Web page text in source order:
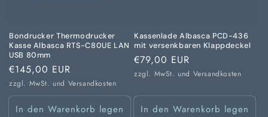
Bondrucker Thermodrucker
Kasse Albasca RTS-C80UE LAN
USB 80mm
Normaler
Preis
€145,00 EUR
zzgl. MwSt. und Versandkosten
In den Warenkorb legen
Kassenlade Albasca PCD-436
mit versenkbaren Klappdeckel
Normaler
Preis
€79,00 EUR
zzgl. MwSt. und Versandkosten
In den Warenkorb legen